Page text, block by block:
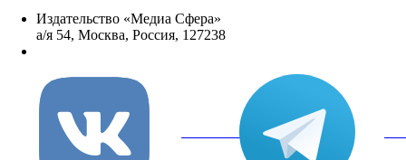
Издательство «Медиа Сфера»
а/я 54, Москва, Россия, 127238
вКонтакте